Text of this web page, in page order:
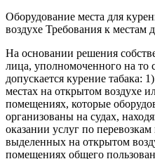
Оборудование места для
воздухе Требования к местам
На основании решения
лица, уполномоченного на то
допускается курение табака:
местах на открытом воздухе
помещениях, которые
организованы на судах,
оказании услуг по
выделенных на открытом
помещениях общего